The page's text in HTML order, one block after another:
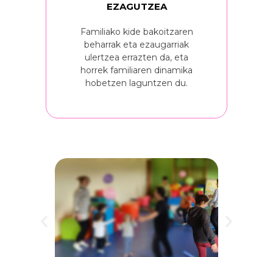
EZAGUTZEA
Familiako kide bakoitzaren
beharrak eta ezaugarriak
ulertzea errazten da, eta
horrek familiaren dinamika
hobetzen laguntzen du.